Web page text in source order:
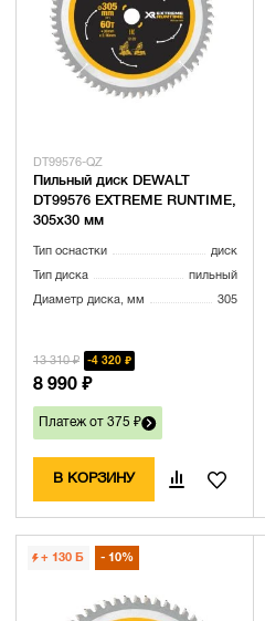
DT99576-QZ
Пильный диск DEWALT
DT99576 EXTREME RUNTIME,
305х30 мм
Тип оснастки диск
Тип диска пильный
Диаметр диска, мм 305
13 310 ₽ 4 320 ₽
8 990 ₽
Платеж от 375 ₽
В КОРЗИНУ
+ 130 Б 10%